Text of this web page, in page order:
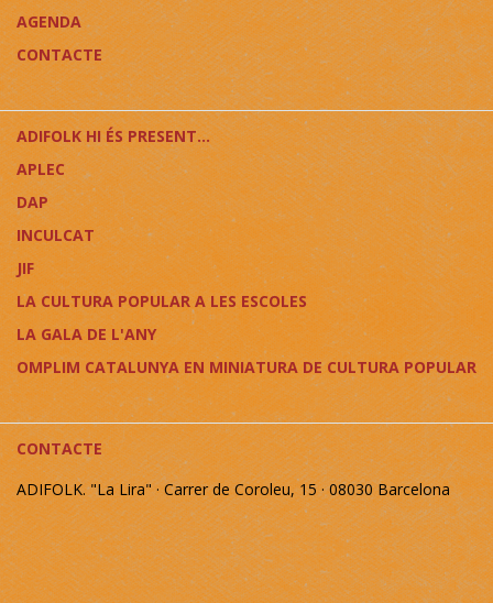
AGENDA
CONTACTE
ADIFOLK HI ÉS PRESENT...
APLEC
DAP
INCULCAT
JIF
LA CULTURA POPULAR A LES ESCOLES
LA GALA DE L'ANY
OMPLIM CATALUNYA EN MINIATURA DE CULTURA POPULAR
CONTACTE
ADIFOLK. "La Lira" · Carrer de Coroleu, 15 · 08030 Barcelona